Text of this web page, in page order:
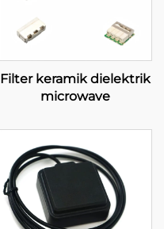
Filter keramik dielektrik
microwave